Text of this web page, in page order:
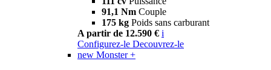
91,1 Nm Couple
175 kg Poids sans carburant
A partir de 12.590 € i
Configurez-le Decouvrez-le
new Monster +